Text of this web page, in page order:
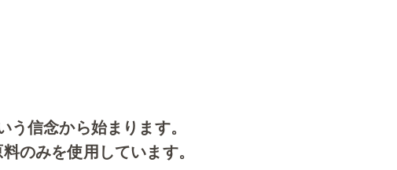
信念から始まります。
のみを使用しています。